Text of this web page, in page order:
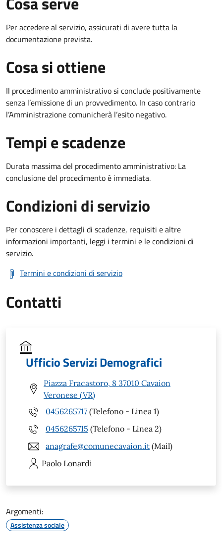
Per accedere al servizio, assicurati di avere tutta la
documentazione prevista.
Cosa si ottiene
Il procedimento amministrativo si conclude positivamente
senza l’emissione di un provvedimento. In caso contrario
l’Amministrazione comunicherà l’esito negativo.
Tempi e scadenze
Durata massima del procedimento amministrativo: La
conclusione del procedimento è immediata.
Condizioni di servizio
Per conoscere i dettagli di scadenze, requisiti e altre
informazioni importanti, leggi i termini e le condizioni di
servizio.
Termini e condizioni di servizio
Contatti
Ufficio Servizi Demografici
Piazza Fracastoro, 8 37010 Cavaion
Veronese (VR)
0456265717 (Telefono - Linea 1)
0456265715 (Telefono - Linea 2)
anagrafe@comunecavaion.it (Mail)
Paolo Lonardi
Argomenti:
Assistenza sociale